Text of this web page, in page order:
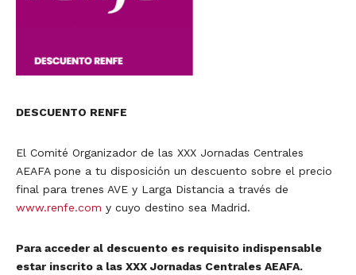
DESCUENTO RENFE
El Comité Organizador de las XXX Jornadas Centrales
AEAFA pone a tu disposición un descuento sobre el precio
final para trenes AVE y Larga Distancia a través de
www.renfe.com y cuyo destino sea Madrid.
Para acceder al descuento es requisito indispensable
estar inscrito a las XXX Jornadas Centrales AEAFA.